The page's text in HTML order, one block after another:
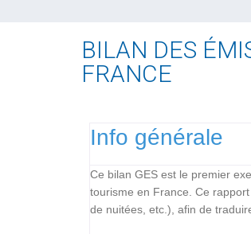
BILAN DES
FRANCE
Info générale
Ce bilan GES est le premier
tourisme en France. Ce
de nuitées, etc.), afin de